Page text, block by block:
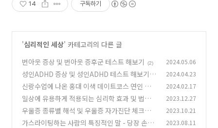
14 구독하기
'심리적인 세상' 카테고리의 다른 글
번아웃 증상 및 번아웃 증후군 테스트 해보기
(2) 2024.05.06
성인ADHD 증상 및 성인ADHD 테스트 해보기 정
리 추천 (3)
2024.04.23
신랑수업에 나온 홍대 이색 데이트코스 연인 심리
체험 전시관 이용안내
(47)
2024.02.17
일상에 유용하게 적용되는 심리학 효과 및 법칙모
음 정리 추천 (4)
2023.12.27
우울증 종류별 해석 및 우울증 자가진단 체크리스
트 정리
(12)
2023.10.21
가스라이팅하는 사람의 특징적인 말 - 당장 손절
2023.08.11